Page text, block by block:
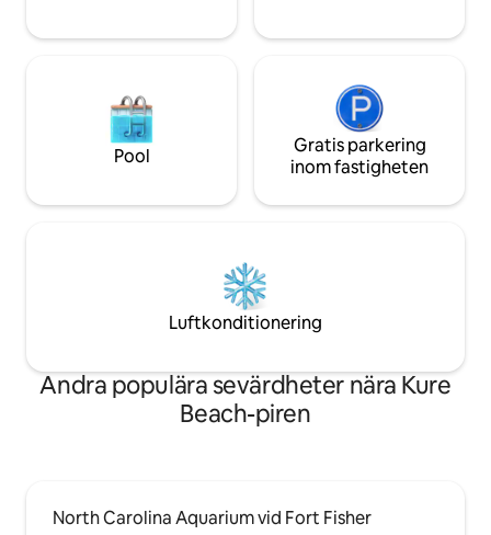
Pool
Gratis parkering
inom fastigheten
Luftkonditionering
Andra populära sevärdheter nära Kure
Beach-piren
North Carolina Aquarium vid Fort Fisher